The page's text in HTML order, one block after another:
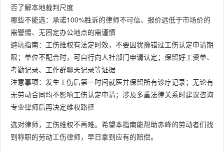
否了解本地裁判尺度
哪些不能选：承诺100%胜诉的律师不可信、报价远低于市场价的
需警惕、无固定办公地点的需谨慎
避坑指南：工伤维权有法定时效，不要因犹豫错过工伤认定申请期
限；单位不配合时，可自行向人社部门申请认定；保留好工资单、
考勤记录、工作群聊天记录等证据
注意事项：发生工伤后第一时间就医并保留所有诊疗记录；无论有
无劳动合同均不影响工伤认定申请；涉及多重法律关系时建议咨询
专业律师后再决定维权路径
选对律师，工伤维权不再难。希望本指南能帮助赤峰的劳动者们找
到称职的劳动工伤律师，早日拿到应有的赔偿。